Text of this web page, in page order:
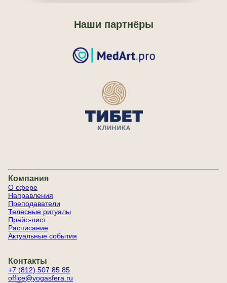
Наши партнёры
Компания
О сфере
Направления
Преподаватели
Телесные ритуалы
Прайс-лист
Расписание
Актуальные события
Контакты
+7 (812) 507 85 85
office@yogasfera.ru